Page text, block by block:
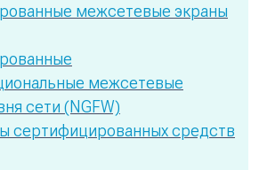
межсетевые экраны
межсетевые
сети (NGFW)
сертифицированных средств